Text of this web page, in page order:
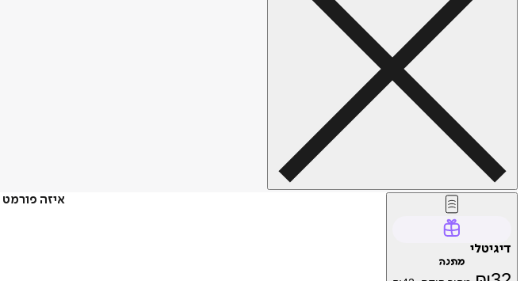
איזה
דיגיטלי
מתנה